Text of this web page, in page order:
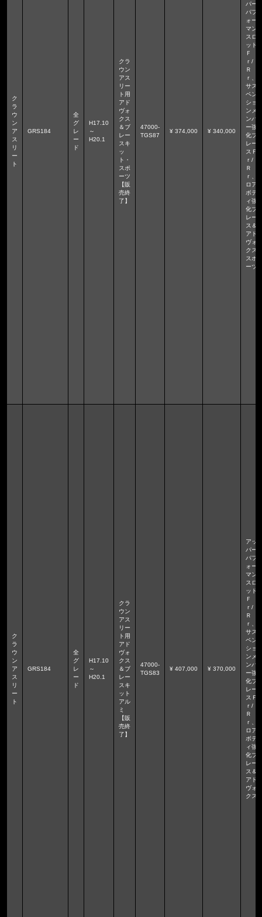
ク
ラ
ウ
ン
ア
ス
リ
ー
ト
GRS184
全
グ
レ
ー
ド
H17.10
～
H20.1
クラ
ウン
アス
リー
ト用
アド
ヴォ
クス
＆ブ
レー
スキ
ッ
ト・
スポ
ーツ
【販
売終
了】
47000-
TGS87
¥ 374,000 ¥ 340,000
パー
パフ
ォー
マン
スロ
ッド
Ｆ
ｒ/
Ｒ
ｒ、
サス
ペン
ショ
ンメ
ンバ
ー強
化ブ
レー
スＦ
ｒ/
Ｒ
ｒ、
ロア
ボデ
ィ強
化ブ
レー
ス＆
アド
ヴォ
クス
スポ
ーツ
ク
ラ
ウ
ン
ア
ス
リ
ー
ト
GRS184
全
グ
レ
ー
ド
H17.10
～
H20.1
クラ
ウン
アス
リー
ト用
アド
ヴォ
クス
＆ブ
レー
スキ
ット
アル
ミ
【販
売終
了】
47000-
TGS83
¥ 407,000 ¥ 370,000
アッ
パー
パフ
ォー
マン
スロ
ッド
Ｆ
ｒ/
Ｒ
ｒ、
サス
ペン
ショ
ンメ
ンバ
ー強
化ブ
レー
スＦ
ｒ/
Ｒ
ｒ、
ロア
ボデ
ィ強
化ブ
レー
ス＆
アド
ヴォ
クス